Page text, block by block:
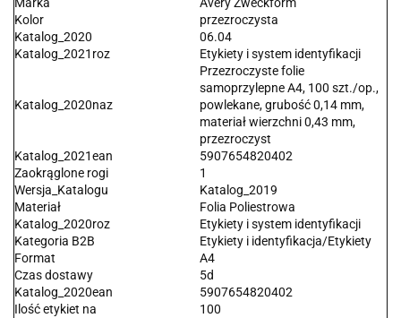
Marka
Avery Zweckform
Kolor
przezroczysta
Katalog_2020
06.04
Katalog_2021roz
Etykiety i system identyfikacji
Katalog_2020naz
Przezroczyste folie
samoprzylepne A4, 100 szt./op.,
powlekane, grubość 0,14 mm,
materiał wierzchni 0,43 mm,
przezroczyst
Katalog_2021ean
5907654820402
Zaokrąglone rogi
1
Wersja_Katalogu
Katalog_2019
Materiał
Folia Poliestrowa
Katalog_2020roz
Etykiety i system identyfikacji
Kategoria B2B
Etykiety i identyfikacja/Etykiety
Format
A4
Czas dostawy
5d
Katalog_2020ean
5907654820402
Ilość etykiet na
100